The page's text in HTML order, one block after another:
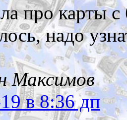
про карты с
надо
Максимов
в 8:36 дп